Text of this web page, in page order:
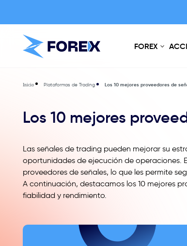
FOREX
Inicio Plataformas de Trading Los 10 mejores proveedores de
Los 10 mejores
Las señales de trading pueden mejorar su
oportunidades de ejecución de operaciones.
proveedores de señales, lo que les permite
A continuación, destacamos los 10 mejores
fiabilidad y rendimiento.